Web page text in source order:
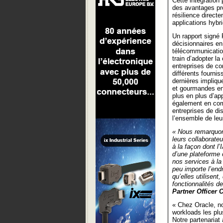
des avantages
résilience
applications
Un rapport signé
décisionnaires
train d’adopter
entreprises de
différents
dernières
et gourmandes
plus en plus
également en
entreprises de
l’ensemble de
« Nous
leurs
à la façon dont
d’une
nos services à la
peu importe
qu’elles
fonctionnalités
Partner Officer
« Chez Oracle,
workloads les
Notre